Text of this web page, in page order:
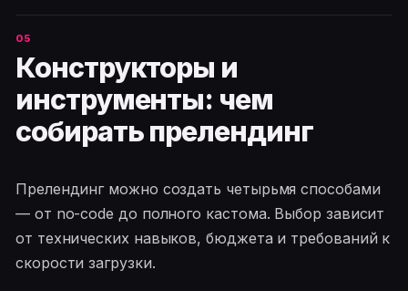
Конструкторы и
инструменты: чем
собирать прелендинг
Прелендинг можно создать четырьмя способами
— от no-code до полного кастома. Выбор зависит
от технических навыков, бюджета и требований к
скорости загрузки.